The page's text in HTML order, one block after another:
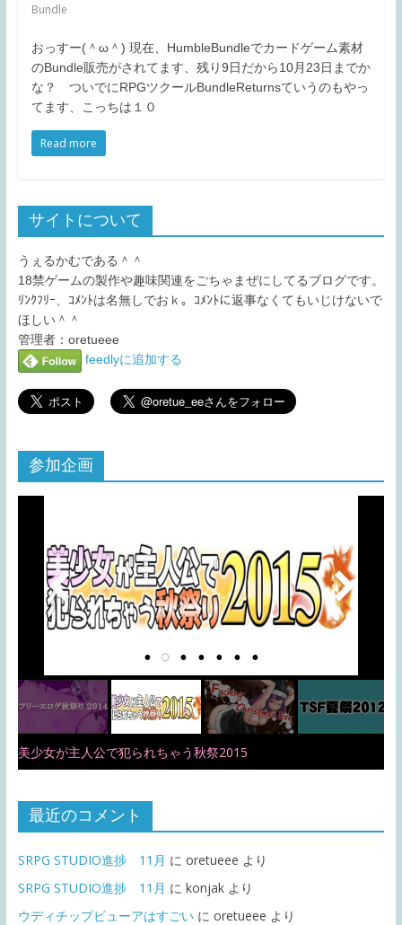
Bundle
おっすー(＾ω＾) 現在、HumbleBundleでカードゲーム素材
のBundle販売がされてます、残り9日だから10月23日までか
な？ ついでにRPGツクールBundleReturnsていうのもやっ
てます、こっちは１０
Read more
サイトについて
うぇるかむである＾＾
18禁ゲームの製作や趣味関連をごちゃまぜにしてるブログです。
ﾘﾝｸﾌﾘｰ、ｺﾒﾝﾄは名無しでおｋ。ｺﾒﾝﾄに返事なくてもいじけないで
ほしい＾＾
管理者：oretueee
feedlyに追加する
参加企画
美少女が主人公で犯られちゃう秋祭2015
最近のコメント
SRPG STUDIO進捗 11月 に oretueee より
SRPG STUDIO進捗 11月 に konjakより
ウディチップビューアはすごいに oretueee より